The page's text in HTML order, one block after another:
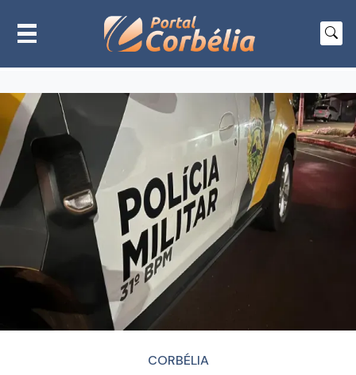
CORBÉLIA